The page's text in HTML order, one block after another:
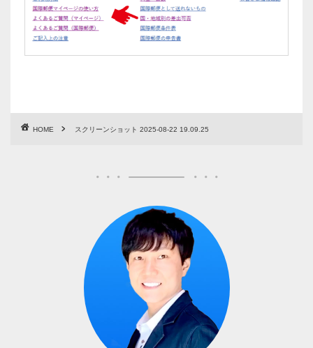
HOME スクリーンショット 2025-08-22 19.09.25